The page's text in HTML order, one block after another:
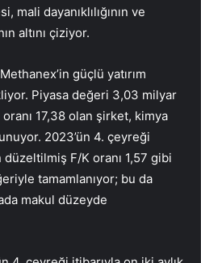
dayanıklılığının ve
altını çiziyor.
güçlü yatırım
Piyasa değeri 3,03 milyar
17,38 olan şirket, kimya
2023’ün 4. çeyreği
F/K oranı 1,57 gibi
tamamlanıyor; bu da
makul düzeyde